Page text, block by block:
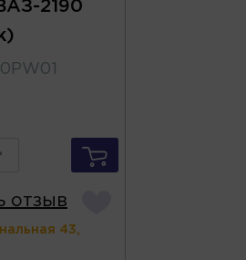
2190
отзыв
43,